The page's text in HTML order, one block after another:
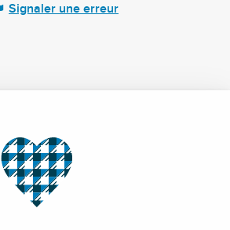
Signaler une erreur